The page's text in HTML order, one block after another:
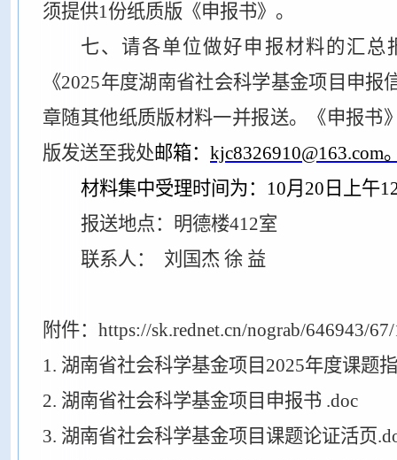
须提供1份纸质版《申报书》。
七、请各单位做好申报材料的汇总
《2025年度湖南省社会科学基金项目申
章随其他纸质版材料一并报送。《申报书
版发送至我处邮箱： kjc8326910@163.com
材料集中受理时间为：10月 20 日上午
报送地点： 明德楼412室
联系人：
刘国杰 徐益
附件：https://sk.rednet.cn/nograb/646943/
1. 湖南省社会科学基金项目2025年度课题
2. 湖南省社会科学基金项目申报书 .doc
3. 湖南省社会科学基金项目课题论证活页